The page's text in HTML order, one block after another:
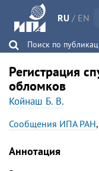
RU / EN
Поиск по
Регистрация
обломков
Койнаш Б. В.
Сообщения ИПА РАН
Аннотация